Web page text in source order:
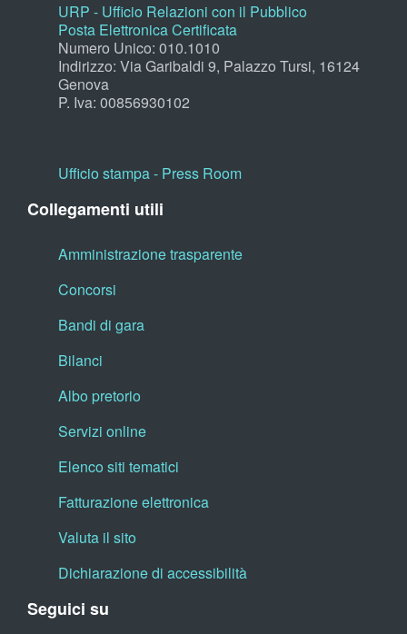
URP - Ufficio Relazioni con il Pubblico
Posta Elettronica Certificata
Numero Unico: 010.1010
Indirizzo: Via Garibaldi 9, Palazzo Tursi, 16124
Genova
P. Iva: 00856930102
Ufficio stampa - Press Room
Collegamenti utili
Amministrazione trasparente
Concorsi
Bandi di gara
Bilanci
Albo pretorio
Servizi online
Elenco siti tematici
Fatturazione elettronica
Valuta il sito
Dichiarazione di accessibilità
Seguici su